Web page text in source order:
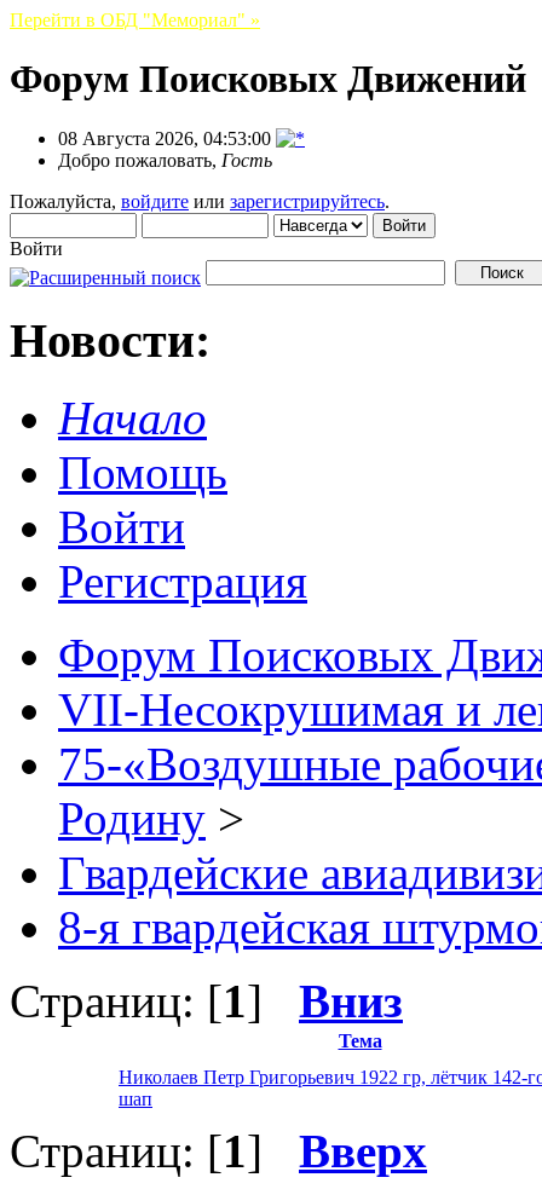
Перейти в ОБД "Мемориал" »
Форум Поисковых Движений
08 Августа 2026, 04:53:00
Добро пожаловать, Гость
Пожалуйста, войдите или зарегистрируйтесь.
Войти
Новости:
Начало
Помощь
Войти
Регистрация
Форум Поисковых
VII-Несокрушимая и
75-«Воздушные
Родину >
Гвардейские
8-я гвардейская
Страниц: [1] Вниз
Тема
Николаев Петр Григорьевич 1922 гр, лётчик 142-
шап
Страниц: [1] Вверх